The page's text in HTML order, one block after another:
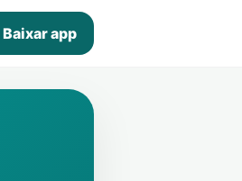
Baixar app